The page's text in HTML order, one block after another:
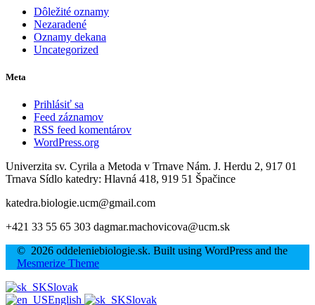
Dôležité oznamy
Nezaradené
Oznamy dekana
Uncategorized
Meta
Prihlásiť sa
Feed záznamov
RSS feed komentárov
WordPress.org
Univerzita sv. Cyrila a Metoda v Trnave Nám. J. Herdu 2, 917 01
Trnava Sídlo katedry: Hlavná 418, 919 51 Špačince
katedra.biologie.ucm@gmail.com
+421 33 55 65 303 dagmar.machovicova@ucm.sk
© 2026 oddeleniebiologie.sk. Built using WordPress and the
Mesmerize Theme
Slovak
English
Slovak